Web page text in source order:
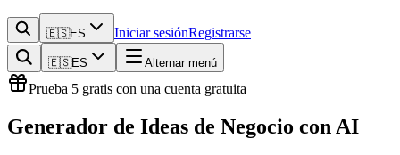
🇪🇸ES Iniciar sesiónRegistrarse
🇪🇸ES Alternar menú
Prueba 5 gratis con una cuenta gratuita
Generador de Ideas de Negocio con AI